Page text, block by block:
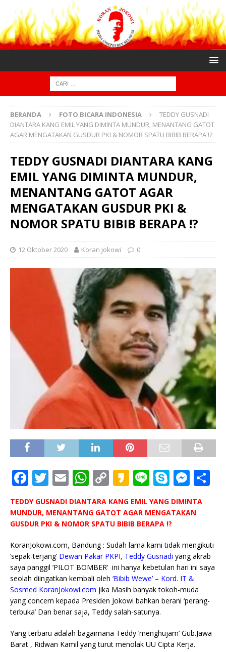
BERANDA FOTO BICARA INDONESIA
TEDDY GUSNADI
DIANTARA KANG EMIL YANG DIMINTA MUNDUR, MENANTANG GATOT
AGAR MENGATAKAN GUSDUR PKI & NOMOR SPATU BIBIB BERAPA !?
TEDDY GUSNADI DIANTARA KANG
EMIL YANG DIMINTA MUNDUR,
MENANTANG GATOT AGAR
MENGATAKAN GUSDUR PKI &
NOMOR SPATU BIBIB BERAPA !?
12 Oktober 2020 Koran Jokowi 0
F
a
c
e
b
o
o
k
T
w
it
te
r
E
m
ai
l
W
h
at
s
A
p
p
C
o
p
y
Li
n
k
K
a
k
a
o
Li
n
e
S
k
y
p
e
M
e
ss
n
g
e
r
TEDDY GUSNADI DIANTARA KANG EMIL YANG DIMINTA
MUNDUR, MENANTANG GATOT AGAR MENGATAKAN
GUSDUR PKI & NOMOR SPATU BIBIB BERAPA !?
KoranJokowi.com, Bandung : Sudah lama kami tidak mengikuti
‘sepak-terjang’ Dewan Pakar PKPI, Teddy Gusnadi yang akrab
saya panggil ‘PILOT BOMBER’ ini hanya kebetulan hari ini saya
seolah diingatkan kembali oleh ‘Bibib Wewe’ – Kord. IT &
Sosmed KoranJokowi.com jika Masih banyak tokoh-muda
yang concern kepada Presiden Jokowi bahkan berani ‘perang-
terbuka’ Dan benar saja, Teddy salah-satunya.
Yang terbaru adalah bagaimana Teddy ‘menghujam’ Gub.Jawa
Barat , Ridwan Kamil yang turut menolak UU Cipta Kerja.